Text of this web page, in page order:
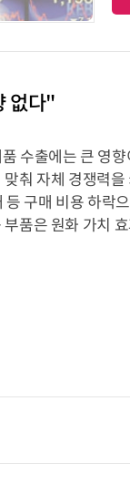
없다"
수출에는 큰 영
춰 자체 경쟁력
구매 비용 하락
품은 원화 가치